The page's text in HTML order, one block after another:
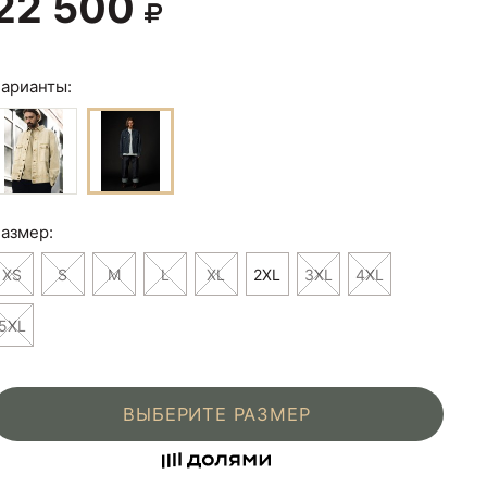
XS S M L XL 2XL 3XL 4XL
ВЫБЕРИТЕ РАЗМЕР